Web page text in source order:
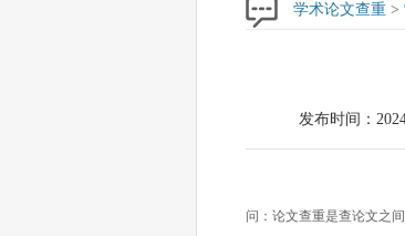
学术论文查重 >
发布时间：
问：论文查重是查论文之